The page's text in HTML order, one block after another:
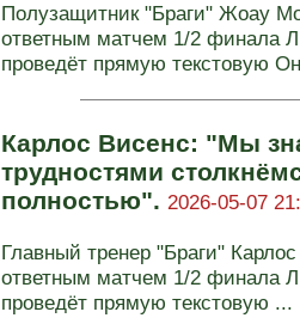
Полузащитник "Браги" Жоау
ответным матчем 1/2 финала
проведёт прямую текстовую
Карлос Висенс: "Мы
трудностями
полностью". 2026-05-07
Главный тренер "Браги"
ответным матчем 1/2 финала
проведёт прямую текстовую ...